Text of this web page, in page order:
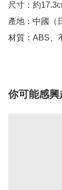
尺寸：約
產地：中國（
材質：ABS、
你可能感